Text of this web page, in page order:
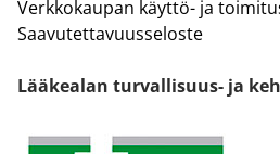
Verkkokaupan käyttö- ja
Saavutettavuusseloste
Lääkealan turvallisuus- ja